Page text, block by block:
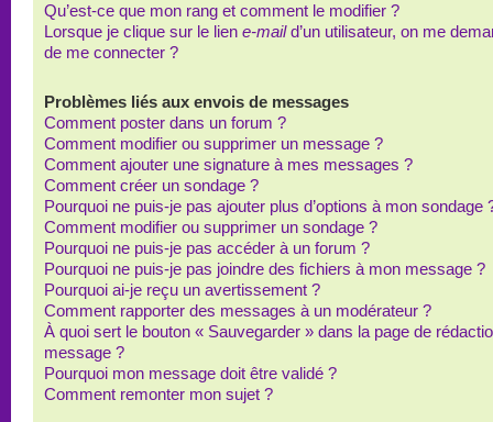
Qu’est-ce que mon rang et comment le modifier ?
Lorsque je clique sur le lien e-maild’un utilisateur, on me
de me connecter ?
Problèmes liés aux envois de messages
Comment poster dans un forum ?
Comment modifier ou supprimer un message ?
Comment ajouter une signature à mes messages ?
Comment créer un sondage ?
Pourquoi ne puis-je pas ajouter plus d’options à mon sondage
Comment modifier ou supprimer un sondage ?
Pourquoi ne puis-je pas accéder à un forum ?
Pourquoi ne puis-je pas joindre des fichiers à mon message ?
Pourquoi ai-je reçu un avertissement ?
Comment rapporter des messages à un modérateur ?
À quoi sert le bouton « Sauvegarder » dans la page de
message ?
Pourquoi mon message doit être validé ?
Comment remonter mon sujet ?